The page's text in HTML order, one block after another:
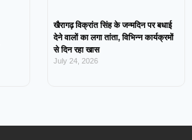
खैरागढ़ विक्रांत सिंह के जन्मदिन पर बधाई
देने वालों का लगा तांता, विभिन्न कार्यक्रमों
से दिन रहा खास
July 24, 2026